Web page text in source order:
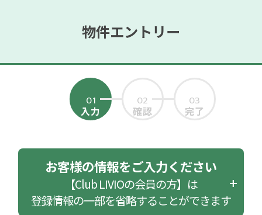
物件エントリー
01
入力
02
確認
03
完了
お客様の情報をご入力ください
【Club LIVIOの会員の方】は
登録情報の一部を省略することができます